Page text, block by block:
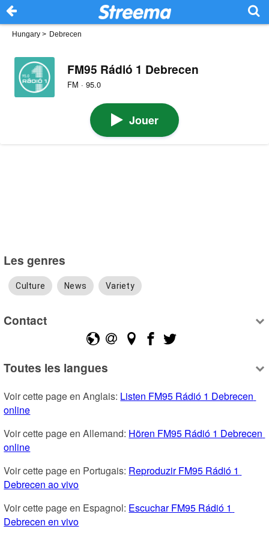
Hungary > Debrecen
FM95 Rádió 1 Debrecen
FM · 95.0
Jouer
Les genres
Culture News Variety
Contact
Toutes les langues
Voir cette page en Anglais: Listen FM95 Rádió 1 Debrecen
online
Voir cette page en Allemand: Hören FM95 Rádió 1 Debrecen
online
Voir cette page en Portugais: Reproduzir FM95 Rádió 1
Debrecen ao vivo
Voir cette page en Espagnol: Escuchar FM95 Rádió 1
Debrecen en vivo